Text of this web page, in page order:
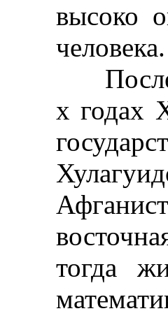
высоко
человека.
После
х годах
тогда